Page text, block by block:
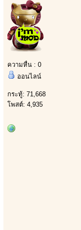
ความหื่น : 0
ออนไลน์
กระทู้: 71,668
โพสต์: 4,935